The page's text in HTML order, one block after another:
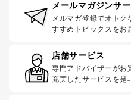
メールマガジンサ
メルマガ登録でオトク
すすめトピックスをお
店舗サービス
専門アドバイザーがお
充実したサービスを是